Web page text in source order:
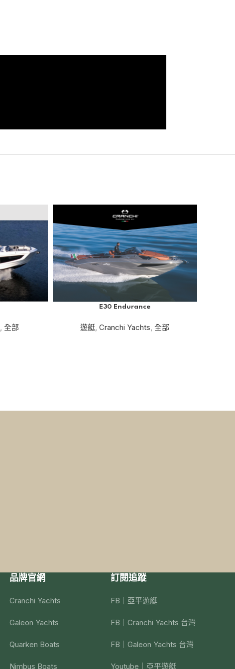
全部
E30 Endurance
遊艇 ,Cranchi Yachts ,全部
品牌官網
Cranchi Yachts
Galeon Yachts
Quarken Boats
Nimbus Boats
訂閱追蹤
FB｜亞平遊艇
FB｜Cranchi Yachts 台灣
FB｜Galeon Yachts 台灣
Youtube｜亞平遊艇